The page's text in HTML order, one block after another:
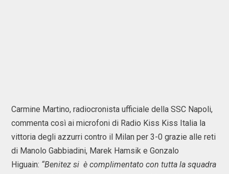
Carmine Martino, radiocronista ufficiale della SSC Napoli,
commenta così ai microfoni di Radio Kiss Kiss Italia la
vittoria degli azzurri contro il Milan per 3-0 grazie alle reti
di Manolo Gabbiadini, Marek Hamsik e Gonzalo
Higuain: “Benitez si è complimentato con tutta la squadra